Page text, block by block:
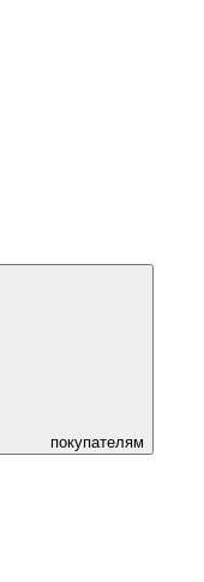
покупателям